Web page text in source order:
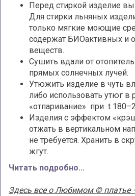
Перед стиркой изделие
Для стирки льняных
только мягкие моющие
содержат БИОактивных и
веществ.
Сушить вдали от
прямых солнечных лучей.
Утюжить изделие в чуть
либо использовать утюг в
«отпаривание» при t
Изделия с эффектом
отжать в вертикальном
не требуется. Хранить в
жгут.
Читать подробно...
Здесь все о Любимом © платье